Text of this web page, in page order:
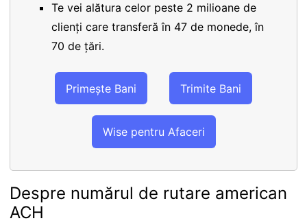
Te vei alătura celor peste 2 milioane de
clienți care transferă în 47 de monede, în
70 de țări.
Primește Bani Trimite Bani
Wise pentru Afaceri
Despre numărul de rutare american
ACH